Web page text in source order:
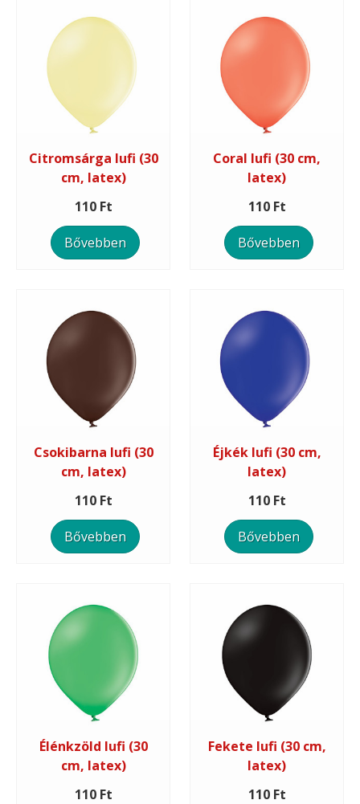
Citromsárga lufi (30
cm, latex)
110 Ft
Bővebben
Coral lufi (30 cm,
latex)
110 Ft
Bővebben
Csokibarna lufi (30
cm, latex)
110 Ft
Bővebben
Éjkék lufi (30 cm,
latex)
110 Ft
Bővebben
Élénkzöld lufi (30
cm, latex)
110 Ft
Fekete lufi (30 cm,
latex)
110 Ft